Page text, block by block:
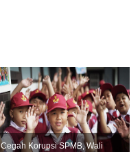
Cegah Korupsi SPMB, Wali